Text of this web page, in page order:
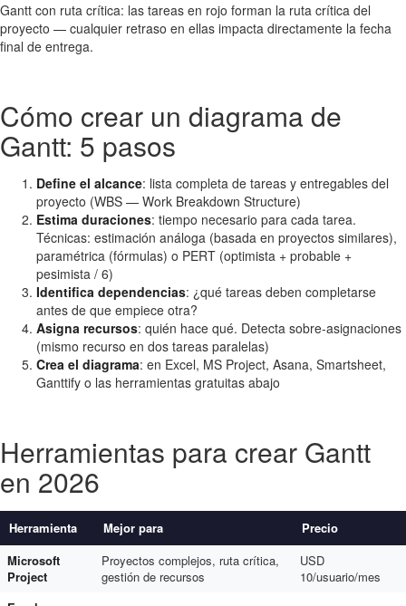
Gantt con ruta crítica: las tareas en rojo forman la ruta crítica del
proyecto — cualquier retraso en ellas impacta directamente la fecha
final de entrega.
Cómo crear un diagrama de
Gantt: 5 pasos
Define el alcance: lista completa de tareas y entregables del
proyecto (WBS — Work Breakdown Structure)
Estima duraciones: tiempo necesario para cada tarea.
Técnicas: estimación análoga (basada en proyectos similares),
paramétrica (fórmulas) o PERT (optimista + probable +
pesimista / 6)
Identifica dependencias: ¿qué tareas deben completarse
antes de que empiece otra?
Asigna recursos: quién hace qué. Detecta sobre-asignaciones
(mismo recurso en dos tareas paralelas)
Crea el diagrama: en Excel, MS Project, Asana, Smartsheet,
Ganttify o las herramientas gratuitas abajo
Herramientas para crear Gantt
en 2026
Herramienta Mejor para
Precio
Microsoft
Project
Proyectos complejos, ruta crítica,
gestión de recursos
USD
10/usuario/mes